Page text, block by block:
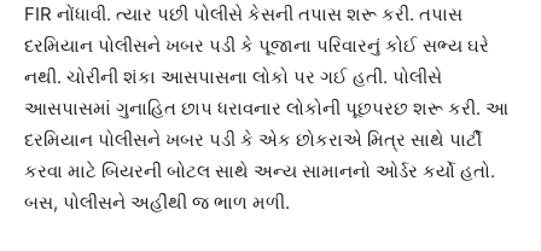
FIR નોંધાવી. ત્યાર પછી પોલીસે કેસની તપાસ શરૂ કરી. તપાસ
દરમિયાન પોલીસને ખબર પડી કે પૂજાના પરિવારનું કોઈ સભ્ય ઘરે
નથી. ચોરીની શંકા આસપાસના લોકો પર ગઈ હતી. પોલીસે
આસપાસમાં ગુનાહિત છાપ ધરાવનાર લોકોની પૂછપરછ શરૂ કરી. આ
દરમિયાન પોલીસને ખબર પડી કે એક છોકરાએ મિત્ર સાથે પાર્ટી
કરવા માટે બિયરની બોટલ સાથે અન્ય સામાનનો ઓર્ડર કર્યો હતો.
બસ, પોલીસને અહીંથી જ ભાળ મળી.